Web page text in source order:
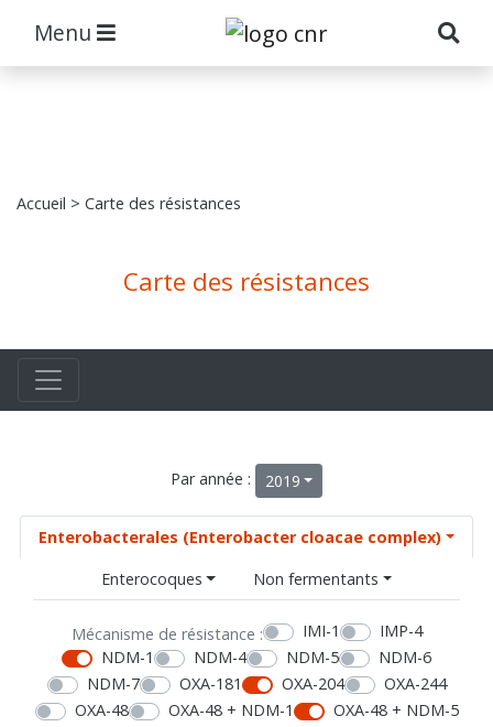
Menu
Accueil > Carte des résistances
Carte des résistances
Par année : 2019
Enterobacterales (Enterobacter cloacae complex)
Enterocoques
Non fermentants
Mécanisme de résistance : IMI-1
IMP-4
NDM-1
NDM-4 NDM-5
NDM-6
NDM-7
OXA-181 OXA-204
OXA-244
OXA-48
OXA-48 + NDM-1
OXA-48 + NDM-5